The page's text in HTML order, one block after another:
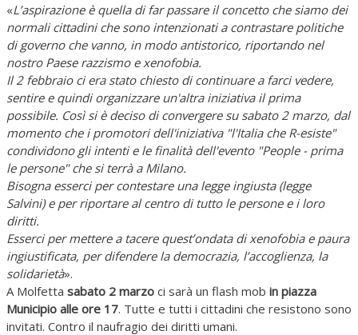
«L’aspirazione è quella di far passare il concetto che siamo dei
normali cittadini che sono intenzionati a contrastare politiche
di governo che vanno, in modo antistorico, riportando nel
nostro Paese razzismo e xenofobia.
Il 2 febbraio ci era stato chiesto di continuare a farci vedere,
sentire e quindi organizzare un'altra iniziativa il prima
possibile. Così si è deciso di convergere su sabato 2 marzo, dal
momento che i promotori dell'iniziativa "l'Italia che R-esiste"
condividono gli intenti e le finalità dell'evento "People - prima
le persone" che si terrà a Milano.
Bisogna esserci per contestare una legge ingiusta (legge
Salvini) e per riportare al centro di tutto le persone e i loro
diritti.
Esserci per mettere a tacere quest’ondata di xenofobia e paura
ingiustificata, per difendere la democrazia, l’accoglienza, la
solidarietà».
A Molfetta sabato 2 marzo ci sarà un flash mob in piazza
Municipio alle ore 17. Tutte e tutti i cittadini che resistono sono
invitati. Contro il naufragio dei diritti umani.